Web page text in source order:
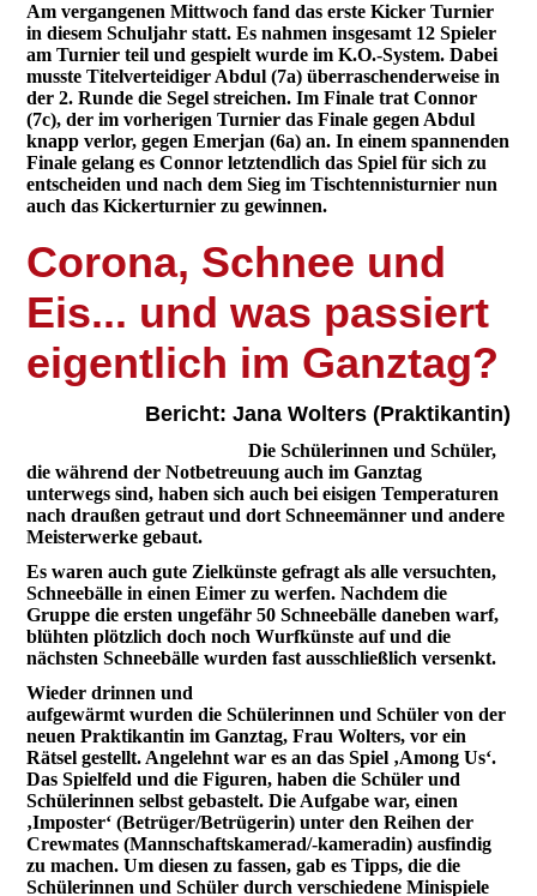
Am vergangenen Mittwoch fand das erste Kicker Turnier
in diesem Schuljahr statt. Es nahmen insgesamt 12 Spieler
am Turnier teil und gespielt wurde im K.O.-System. Dabei
musste Titelverteidiger Abdul (7a) überraschenderweise in
der 2. Runde die Segel streichen. Im Finale trat Connor
(7c), der im vorherigen Turnier das Finale gegen Abdul
knapp verlor, gegen Emerjan (6a) an. In einem spannenden
Finale gelang es Connor letztendlich das Spiel für sich zu
entscheiden und nach dem Sieg im Tischtennisturnier nun
auch das Kickerturnier zu gewinnen.
Corona, Schnee und
Eis... und was passiert
eigentlich im Ganztag?
Bericht: Jana Wolters (Praktikantin)
Die Schülerinnen und Schüler,
die während der Notbetreuung auch im Ganztag
unterwegs sind, haben sich auch bei eisigen Temperaturen
nach draußen getraut und dort Schneemänner und andere
Meisterwerke gebaut.
Es waren auch gute Zielkünste gefragt als alle versuchten,
Schneebälle in einen Eimer zu werfen. Nachdem die
Gruppe die ersten ungefähr 50 Schneebälle daneben warf,
blühten plötzlich doch noch Wurfkünste auf und die
nächsten Schneebälle wurden fast ausschließlich versenkt.
Wieder drinnen und
aufgewärmt wurden die Schülerinnen und Schüler von der
neuen Praktikantin im Ganztag, Frau Wolters, vor ein
Rätsel gestellt. Angelehnt war es an das Spiel ‚Among Us‘.
Das Spielfeld und die Figuren, haben die Schüler und
Schülerinnen selbst gebastelt. Die Aufgabe war, einen
‚Imposter‘ (Betrüger/Betrügerin) unter den Reihen der
Crewmates (Mannschaftskamerad/-kameradin) ausfindig
zu machen. Um diesen zu fassen, gab es Tipps, die die
Schülerinnen und Schüler durch verschiedene Minispiele